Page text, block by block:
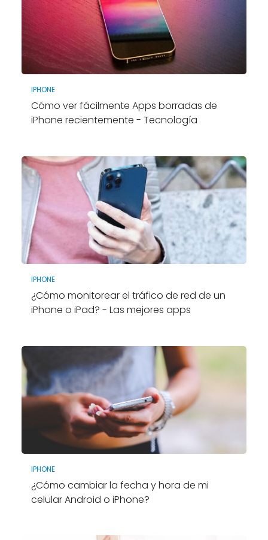
IPHONE
Cómo ver fácilmente Apps borradas de
iPhone recientemente - Tecnología
IPHONE
¿Cómo monitorear el tráfico de red de un
iPhone o iPad? - Las mejores apps
IPHONE
¿Cómo cambiar la fecha y hora de mi
celular Android o iPhone?